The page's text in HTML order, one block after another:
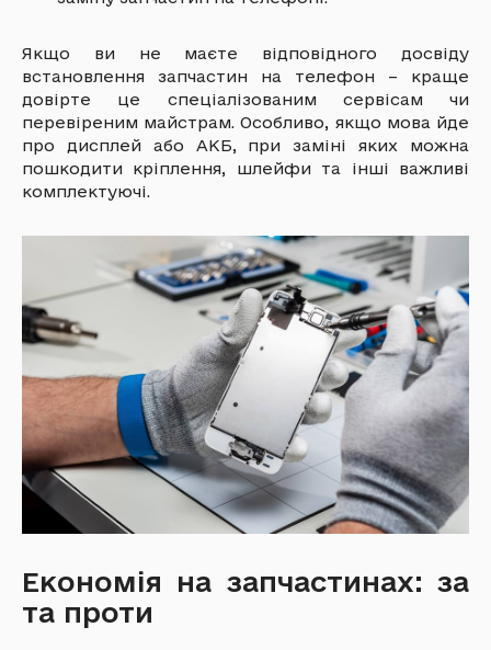
Якщо ви не маєте відповідного досвіду
встановлення запчастин на телефон – краще
довірте це спеціалізованим сервісам чи
перевіреним майстрам. Особливо, якщо мова йде
про дисплей або АКБ, при заміні яких можна
пошкодити кріплення, шлейфи та інші важливі
комплектуючі.
Економія на запчастинах: за
та проти